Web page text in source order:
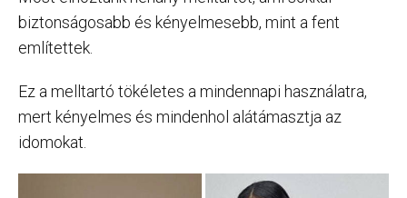
biztonságosabb és kényelmesebb, mint a fent
említettek.
Ez a melltartó tökéletes a mindennapi használatra,
mert kényelmes és mindenhol alátámasztja az
idomokat.